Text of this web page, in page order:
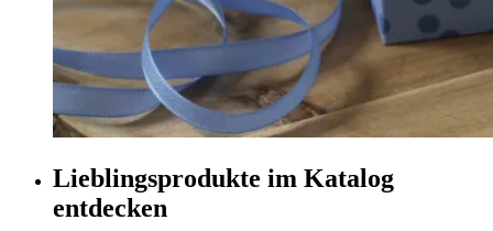
Lieblingsprodukte im Katalog
entdecken